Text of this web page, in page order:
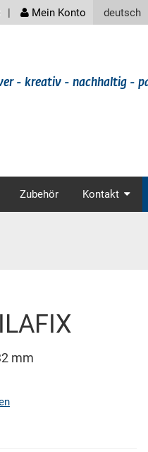
deutsch
Mein Konto
- kreativ - nachhaltig -
Zubehör Kontakt
mm